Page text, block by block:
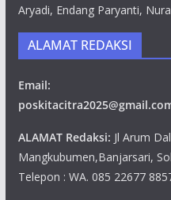
Aryadi, Endang Paryanti,
ALAMAT REDAKSI
Email:
ALAMAT Redaksi: Jl Arum
Mangkubumen,Banjarsari,
Telepon : WA. 085 22677